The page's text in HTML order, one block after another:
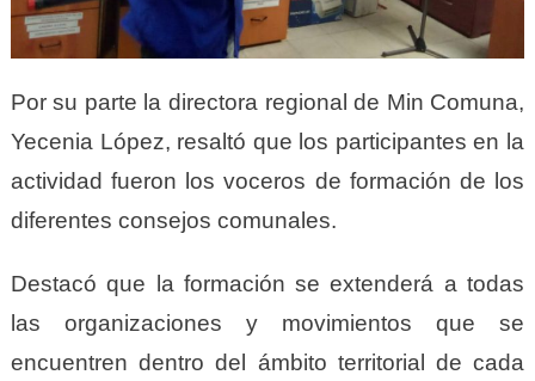
Por su parte la directora regional de Min Comuna,
Yecenia López, resaltó que los participantes en la
actividad fueron los voceros de formación de los
diferentes consejos comunales.
Destacó que la formación se extenderá a todas
las organizaciones y movimientos que se
encuentren dentro del ámbito territorial de cada